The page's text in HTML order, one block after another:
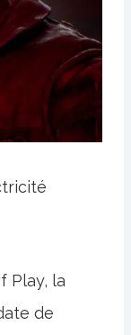
Play, la
de